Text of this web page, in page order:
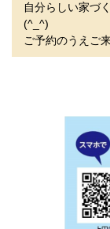
自分らしい家づ
(^_^)
ご予約のうえご